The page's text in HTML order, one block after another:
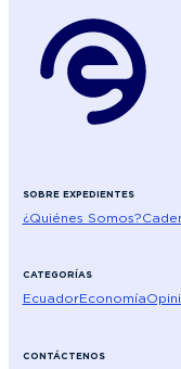
SOBRE EXPEDIENTES
¿Quiénes Somos?
CATEGORÍAS
EcuadorEconomía
CONTÁCTENOS